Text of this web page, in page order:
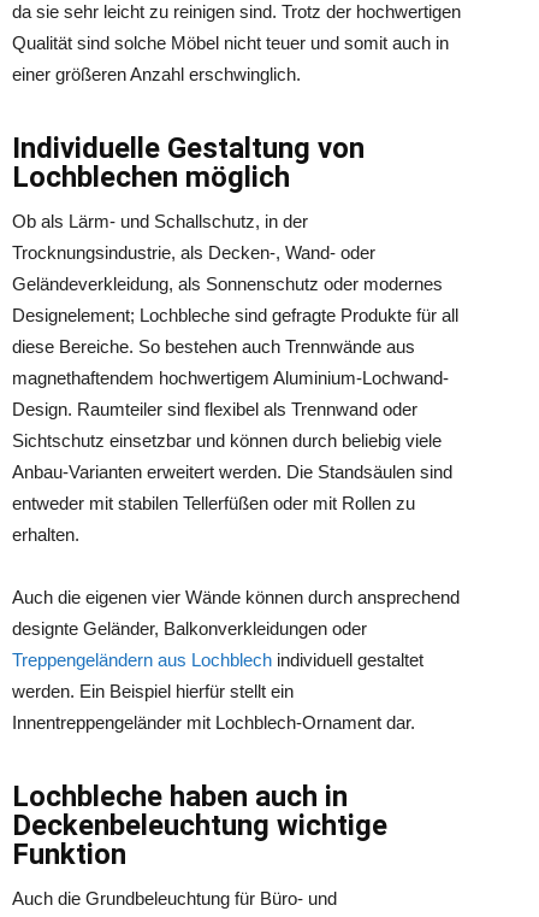
da sie sehr leicht zu reinigen sind. Trotz der hochwertigen
Qualität sind solche Möbel nicht teuer und somit auch in
einer größeren Anzahl erschwinglich.
Individuelle Gestaltung von
Lochblechen möglich
Ob als Lärm- und Schallschutz, in der
Trocknungsindustrie, als Decken-, Wand- oder
Geländeverkleidung, als Sonnenschutz oder modernes
Designelement; Lochbleche sind gefragte Produkte für all
diese Bereiche. So bestehen auch Trennwände aus
magnethaftendem hochwertigem Aluminium-Lochwand-
Design. Raumteiler sind flexibel als Trennwand oder
Sichtschutz einsetzbar und können durch beliebig viele
Anbau-Varianten erweitert werden. Die Standsäulen sind
entweder mit stabilen Tellerfüßen oder mit Rollen zu
erhalten.
Auch die eigenen vier Wände können durch ansprechend
designte Geländer, Balkonverkleidungen oder
Treppengeländern aus Lochblech individuell gestaltet
werden. Ein Beispiel hierfür stellt ein
Innentreppengeländer mit Lochblech-Ornament dar.
Lochbleche haben auch in
Deckenbeleuchtung wichtige
Funktion
Auch die Grundbeleuchtung für Büro- und